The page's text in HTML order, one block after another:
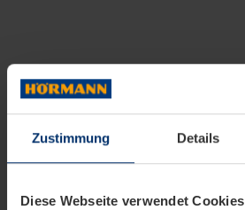
Zustimmung Details
Diese Webseite verwendet Cookies